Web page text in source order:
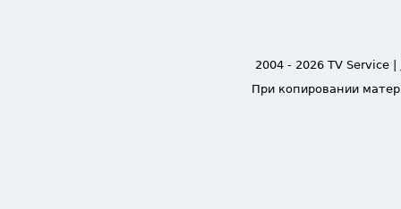
2004 - 2026 TV Service |
При копировании